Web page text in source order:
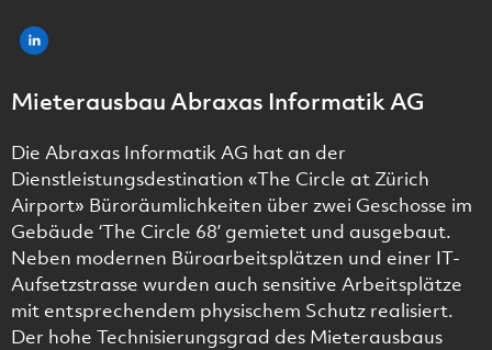
Mieterausbau Abraxas Informatik AG
Die Abraxas Informatik AG hat an der
Dienstleistungsdestination «The Circle at Zürich
Airport» Büroräumlichkeiten über zwei Geschosse im
Gebäude ‘The Circle 68’ gemietet und ausgebaut.
Neben modernen Büroarbeitsplätzen und einer IT-
Aufsetzstrasse wurden auch sensitive Arbeitsplätze
mit entsprechendem physischem Schutz realisiert.
Der hohe Technisierungsgrad des Mieterausbaus